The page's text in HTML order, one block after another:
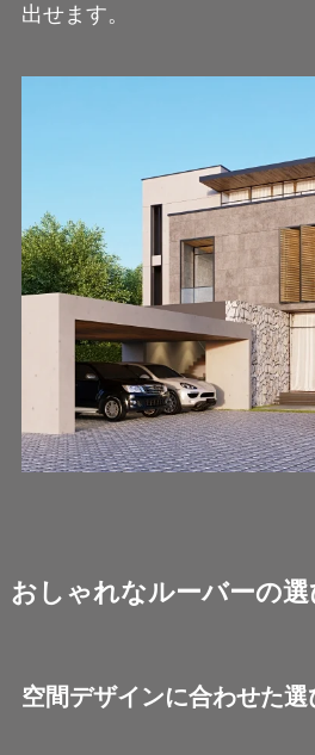
出せます。
おしゃれなルーバーの
空間デザインに合わせた選